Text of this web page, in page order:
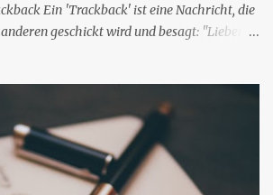
Ein 'Trackback' ist eine Nachricht, die
geschickt wird und besagt: "Lieber
zu sagen hatte." Diese
'angestoßen' in dem 'mein' Blog an die
einen 'Ping' schickt, d.h. ein paar
meines Eintrags, Kurzzitat meines